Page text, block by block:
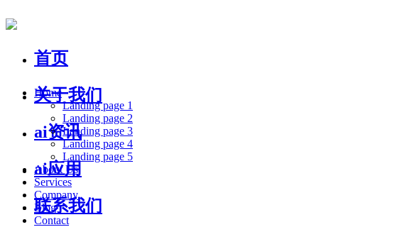
首页
关于我们
ai资讯
ai应用
联系我们
Home
Landing page 1
Landing page 2
Landing page 3
Landing page 4
Landing page 5
About Us
Services
Company
Blog
Contact